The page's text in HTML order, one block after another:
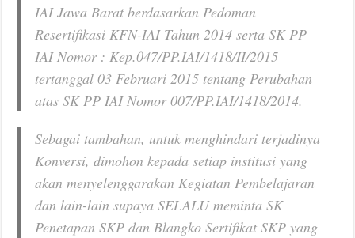
IAI Jawa Barat berdasarkan Pedoman
Resertifikasi KFN-IAI Tahun 2014 serta SK PP
IAI Nomor : Kep.047/PP.IAI/1418/II/2015
tertanggal 03 Februari 2015 tentang Perubahan
atas SK PP IAI Nomor 007/PP.IAI/1418/2014.
Sebagai tambahan, untuk menghindari terjadinya
Konversi, dimohon kepada setiap institusi yang
akan menyelenggarakan Kegiatan Pembelajaran
dan lain-lain supaya SELALU meminta SK
Penetapan SKP dan Blangko Sertifikat SKP yang